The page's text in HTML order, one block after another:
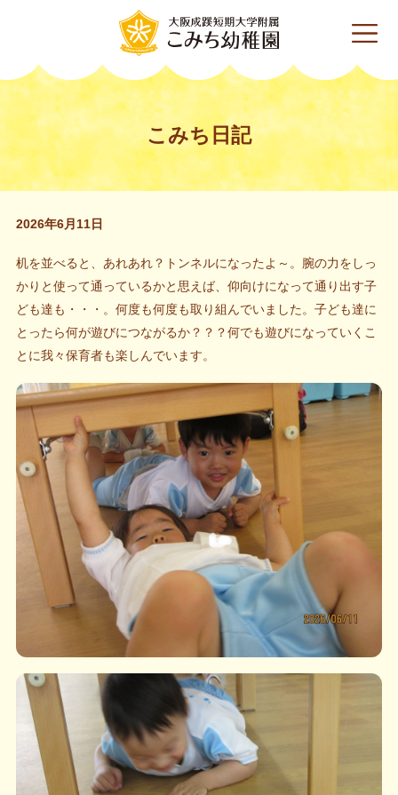
こみち日記
2026年6月11日
机を並べると、あれあれ？トンネルになったよ～。腕の力をしっ
かりと使って通っているかと思えば、仰向けになって通り出す子
ども達も・・・。何度も何度も取り組んでいました。子ども達に
とったら何が遊びにつながるか？？？何でも遊びになっていくこ
とに我々保育者も楽しんでいます。